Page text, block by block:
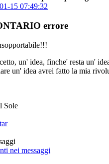
15 07:49:32
errore
un' idea, finche' resta un'
un' idea avrei fatto la mia
Sole